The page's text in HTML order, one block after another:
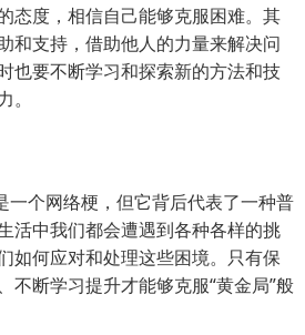
态度，相信自己能够克服困难。其
和支持，借助他人的力量来解决问
也要不断学习和探索新的方法和技
一个网络梗，但它背后代表了一种普
活中我们都会遭遇到各种各样的挑
如何应对和处理这些困境。只有保
不断学习提升才能够克服“黄金局”般